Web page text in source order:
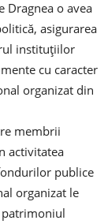
Dragnea o avea
asigurarea
instituțiilor
cu caracter
organizat din
membrii
activitatea
publice
organizat le
patrimoniul